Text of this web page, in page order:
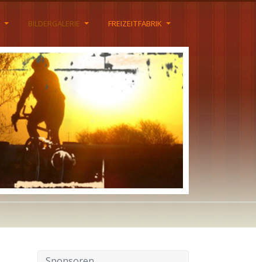
BILDERGALERIE FREIZEITFABRIK